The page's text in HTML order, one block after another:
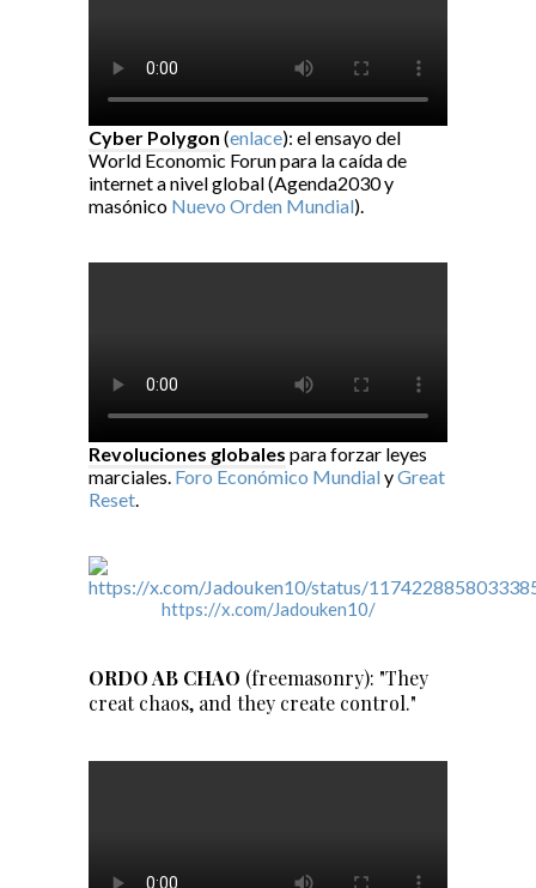
Cyber Polygon (enlace): el ensayo del
World Economic Forun para la caída de
internet a nivel global (Agenda2030 y
masónico Nuevo Orden Mundial).
Revoluciones globales para forzar leyes
marciales. Foro Económico MundialyGreat
Reset.
https://x.com/Jadouken10/
ORDO AB CHAO (freemasonry): "They
creat chaos, and they create control."